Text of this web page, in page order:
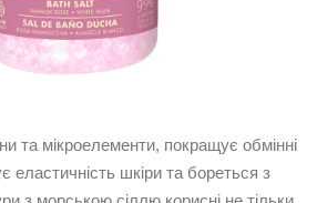
та мікроелементи, покращує обмінні
еластичність шкіри та бореться з